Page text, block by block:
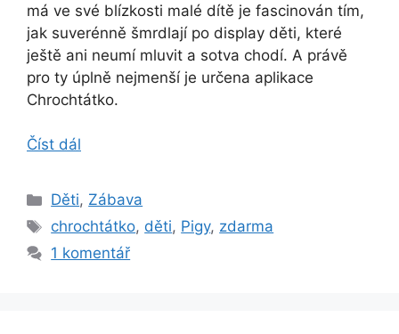
má ve své blízkosti malé dítě je fascinován tím,
jak suverénně šmrdlají po display děti, které
ještě ani neumí mluvit a sotva chodí. A právě
pro ty úplně nejmenší je určena aplikace
Chrochtátko.
Číst dál
Rubriky
Děti, Zábava
Štítky
chrochtátko, děti, Pigy, zdarma
1 komentář